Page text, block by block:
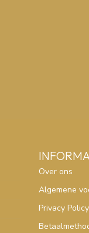
Over ons
Algemene
Privacy Policy